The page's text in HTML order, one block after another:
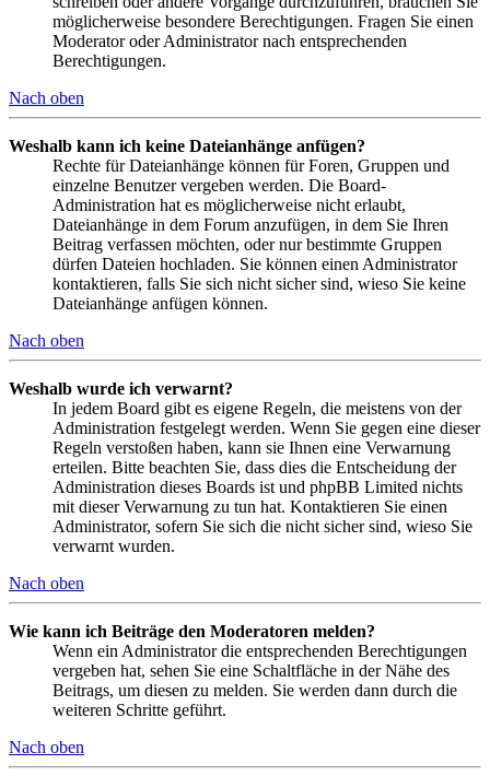
möglicherweise besondere Berechtigungen. Fragen Sie einen
Moderator oder Administrator nach entsprechenden
Berechtigungen.
Nach oben
Weshalb kann ich keine Dateianhänge anfügen?
Rechte für Dateianhänge können für Foren, Gruppen und
einzelne Benutzer vergeben werden. Die Board-
Administration hat es möglicherweise nicht erlaubt,
Dateianhänge in dem Forum anzufügen, in dem Sie Ihren
Beitrag verfassen möchten, oder nur bestimmte Gruppen
dürfen Dateien hochladen. Sie können einen Administrator
kontaktieren, falls Sie sich nicht sicher sind, wieso Sie keine
Dateianhänge anfügen können.
Nach oben
Weshalb wurde ich verwarnt?
In jedem Board gibt es eigene Regeln, die meistens von der
Administration festgelegt werden. Wenn Sie gegen eine dieser
Regeln verstoßen haben, kann sie Ihnen eine Verwarnung
erteilen. Bitte beachten Sie, dass dies die Entscheidung der
Administration dieses Boards ist und phpBB Limited nichts
mit dieser Verwarnung zu tun hat. Kontaktieren Sie einen
Administrator, sofern Sie sich die nicht sicher sind, wieso Sie
verwarnt wurden.
Nach oben
Wie kann ich Beiträge den Moderatoren melden?
Wenn ein Administrator die entsprechenden Berechtigungen
vergeben hat, sehen Sie eine Schaltfläche in der Nähe des
Beitrags, um diesen zu melden. Sie werden dann durch die
weiteren Schritte geführt.
Nach oben